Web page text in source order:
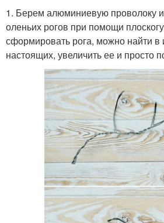
1. Берем алюминиевую проволоку
оленьих рогов при помощи
сформировать рога, можно найти в
настоящих, увеличить ее и просто